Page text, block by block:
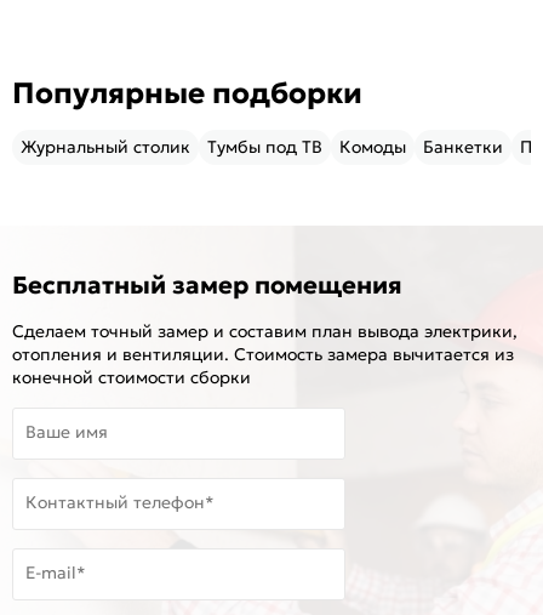
Популярные подборки
Журнальный столик Тумбы под ТВ Комоды Банкетки
Бесплатный замер помещения
Сделаем точный замер и составим план вывода электрики,
отопления и вентиляции. Стоимость замера вычитается из
конечной стоимости сборки
Ваше имя
Контактный телефон*
E-mail*